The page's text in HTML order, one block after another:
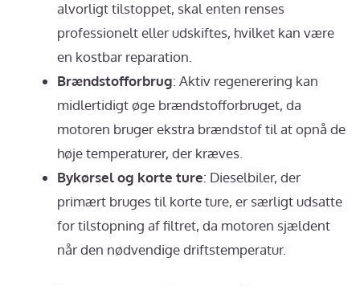
alvorligt tilstoppet, skal enten renses
professionelt eller udskiftes, hvilket kan være
en kostbar reparation.
Brændstofforbrug: Aktiv regenerering kan
midlertidigt øge brændstofforbruget, da
motoren bruger ekstra brændstof til at opnå de
høje temperaturer, der kræves.
Bykørsel og korte ture: Dieselbiler, der
primært bruges til korte ture, er særligt udsatte
for tilstopning af filtret, da motoren sjældent
når den nødvendige driftstemperatur.